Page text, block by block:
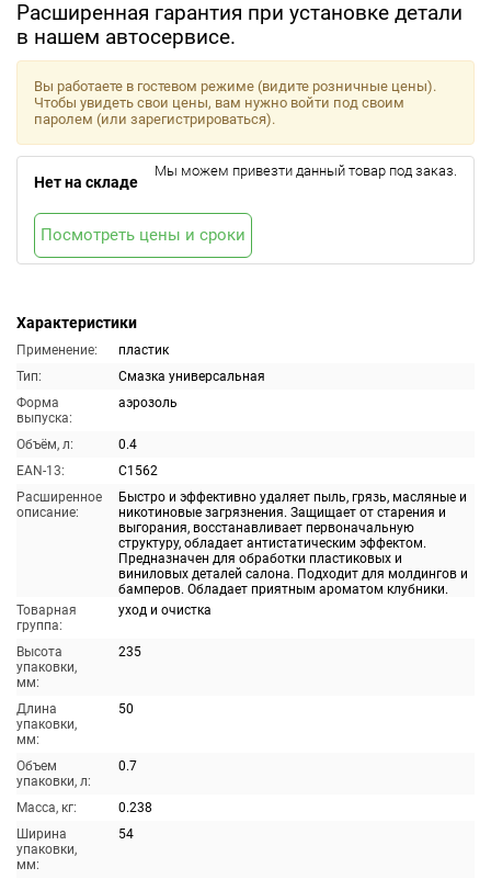
Расширенная гарантия при установке детали
в нашем автосервисе.
Характеристики
Применение:
пластик
Тип:
Смазка универсальная
Форма
выпуска:
аэрозоль
Объём, л:
0.4
EAN-13:
C1562
Расширенное
описание:
Быстро и эффективно удаляет пыль, грязь, масляные и
никотиновые загрязнения. Защищает от старения и
выгорания, восстанавливает первоначальную
структуру, обладает антистатическим эффектом.
Предназначен для обработки пластиковых и
виниловых деталей салона. Подходит для молдингов и
бамперов. Обладает приятным ароматом клубники.
Товарная
группа:
уход и очистка
Высота
упаковки,
мм:
235
Длина
упаковки,
мм:
50
Объем
упаковки, л:
0.7
Масса, кг:
0.238
Ширина
упаковки,
мм:
54
Вы работаете в гостевом режиме (видите розничные цены).
Чтобы увидеть свои цены, вам нужно войти под своим
паролем (или зарегистрироваться).
Нет на складе
Мы можем привезти данный товар под заказ.
Посмотреть цены и сроки